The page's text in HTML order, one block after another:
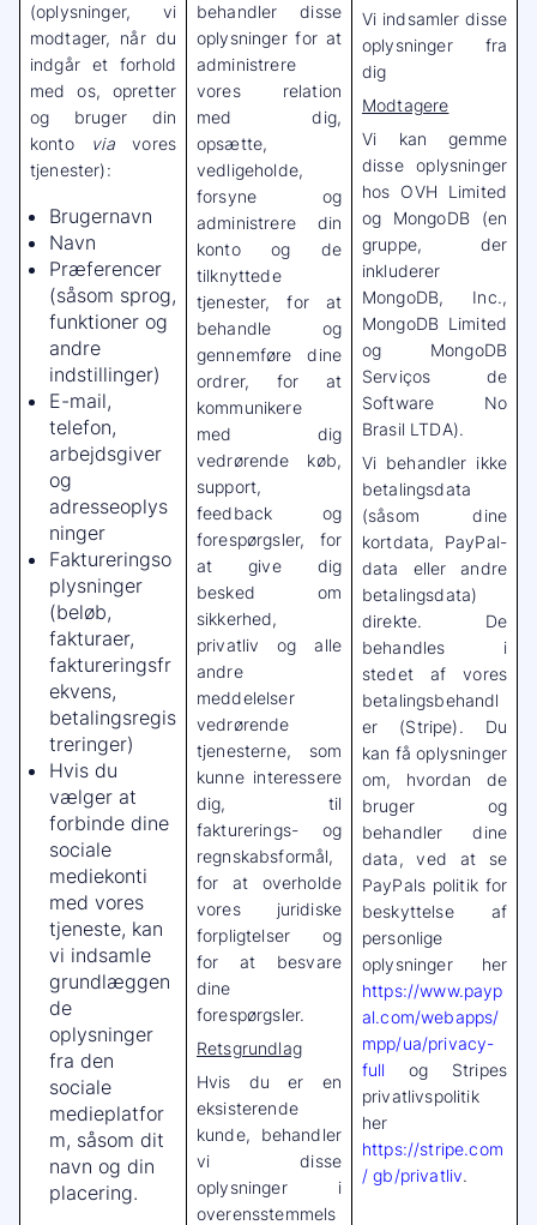
(oplysninger, vi
modtager, når du
indgår et forhold
med os, opretter
og bruger din
konto
viavores
tjenester):
Brugernavn
Navn
Præferencer
(såsom sprog,
funktioner og
andre
indstillinger)
E-mail,
telefon,
arbejdsgiver
og
adresseoplys
ninger
Faktureringso
plysninger
(beløb,
fakturaer,
faktureringsfr
ekvens,
betalingsregis
treringer)
Hvis du
vælger at
forbinde dine
sociale
mediekonti
med vores
tjeneste, kan
vi indsamle
grundlæggen
de
oplysninger
fra den
sociale
medieplatfor
m, såsom dit
navn og din
placering.
behandler disse
oplysninger for at
administrere
vores relation
med dig,
opsætte,
vedligeholde,
forsyne og
administrere din
konto og de
tilknyttede
tjenester, for at
behandle og
gennemføre dine
ordrer, for at
kommunikere
med dig
vedrørende køb,
support,
feedback og
forespørgsler, for
at give dig
besked om
sikkerhed,
privatliv og alle
andre
meddelelser
vedrørende
tjenesterne, som
kunne interessere
dig, til
fakturerings- og
regnskabsformål,
for at overholde
vores juridiske
forpligtelser og
for at besvare
dine
forespørgsler.
Retsgrundlag
Hvis du er en
eksisterende
kunde, behandler
vi disse
oplysninger i
overensstemmels
Vi indsamler disse
oplysninger fra
dig
Modtagere
Vi kan gemme
disse oplysninger
hos OVH Limited
og MongoDB (en
gruppe, der
inkluderer
MongoDB, Inc.,
MongoDB Limited
og MongoDB
Serviços de
Software No
Brasil LTDA).
Vi behandler ikke
betalingsdata
(såsom dine
kortdata, PayPal-
data eller andre
betalingsdata)
direkte. De
behandles i
stedet af vores
betalingsbehandl
er (Stripe). Du
kan få oplysninger
om, hvordan de
bruger og
behandler dine
data, ved at se
PayPals politik for
beskyttelse af
personlige
oplysninger her
https://www.payp
al.com/webapps/
mpp/ua/privacy-
full og Stripes
privatlivspolitik
her
https://stripe.com
/ gb/privatliv.